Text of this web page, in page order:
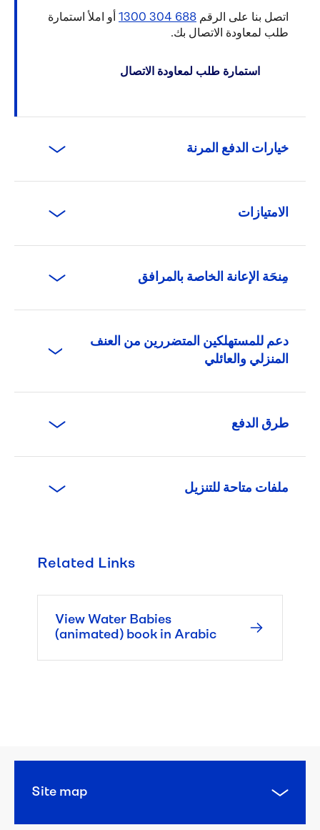
اتصل بنا على الرقم 688 304 1300 أو املأ استمارة
طلب لمعاودة الاتصال بك.
استمارة طلب لمعاودة الاتصال
خيارات الدفع المرنة
الامتيازات
مِنحَة الإعانة الخاصة بالمرافق
دعم للمستهلكين المتضررين من العنف
المنزلي والعائلي
طرق الدفع
ملفات متاحة للتنزيل
Concessions
pensions
Related Links
View Water Babies
(animated) book in Arabic
Site map